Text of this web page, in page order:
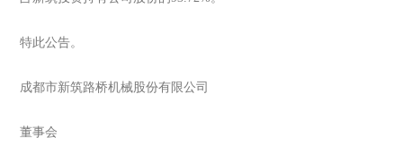
特此公告。
成都市新筑路桥机械股份有限公司
董事会